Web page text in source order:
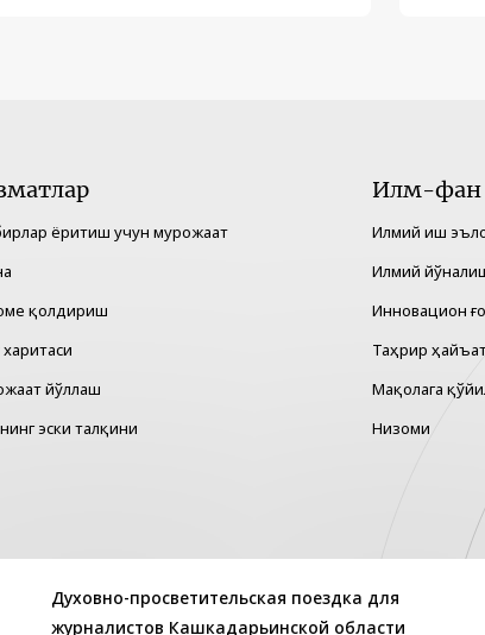
Духовно-просветительская поездка для
журналистов Кашкадарьинской области
ёритиш учун мурожаат
қолдириш
йўллаш
эски талқини
Илм-фан
Илмий иш
Илмий
Инновацион
Таҳрир
Мақолага
Низоми